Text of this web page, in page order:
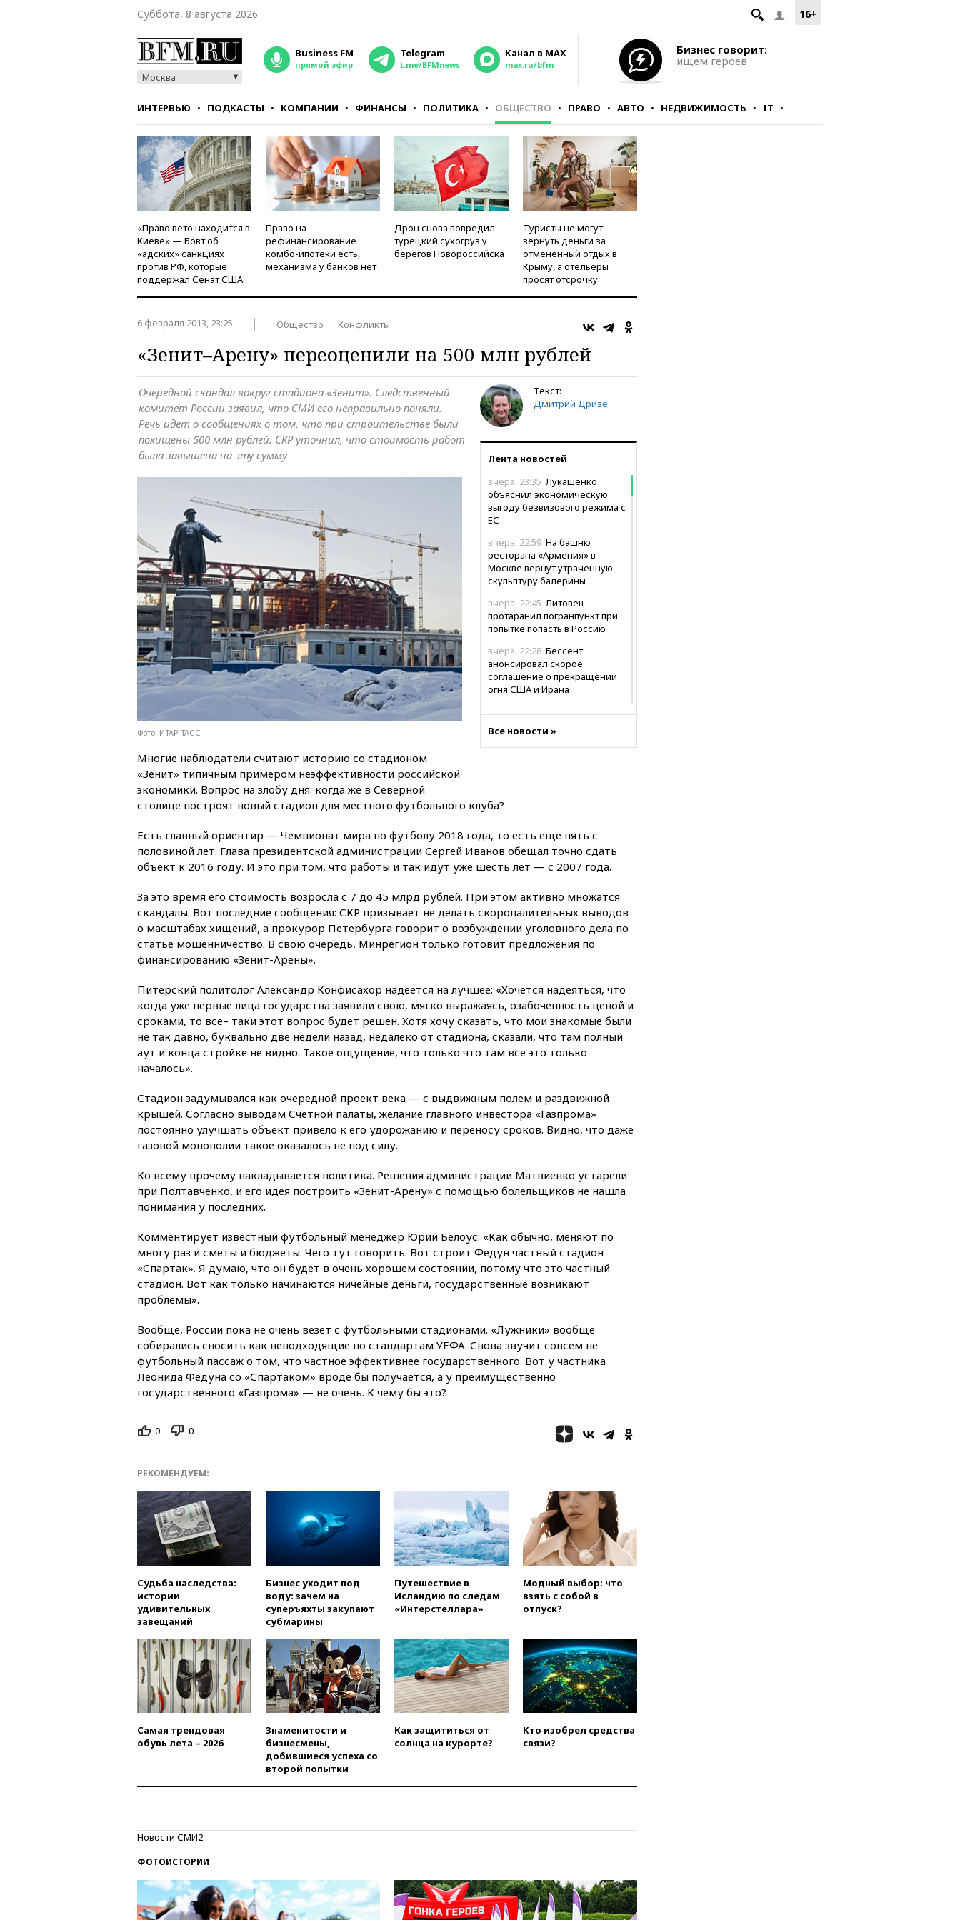
16+
Суббота, 8 августа 2026
Москва
Business FM
прямой эфир
Telegram
t.me/BFMnews
Канал в MAX
max.ru/bfm
Бизнес говорит:
ищем героев
ИНТЕРВЬЮ ПОДКАСТЫ КОМПАНИИ ФИНАНСЫ ПОЛИТИКА ОБЩЕСТВО ПРАВО АВТО НЕДВИЖИМОСТЬ IT
СТИЛЬ ТЕСТЫ
«Право вето находится в
Киеве» — Бовт об
«адских» санкциях
против РФ, которые
поддержал Сенат США
Право на
рефинансирование
комбо-ипотеки есть,
механизма у банков нет
Дрон снова повредил
турецкий сухогруз у
берегов Новороссийска
Туристы не могут
вернуть деньги за
отмененный отдых в
Крыму, а отельеры
просят отсрочку
6 февраля 2013, 23:25 Общество Конфликты
«Зенит–Арену» переоценили на 500 млн рублей
Текст:
Дмитрий Дризе
Лента новостей
вчера, 23:35 Лукашенко
объяснил экономическую
выгоду безвизового режима с
ЕС
вчера, 22:59 На башню
ресторана «Армения» в
Москве вернут утраченную
скульптуру балерины
вчера, 22:45 Литовец
протаранил погранпункт при
попытке попасть в Россию
вчера, 22:28 Бессент
анонсировал скорое
соглашение о прекращении
огня США и Ирана
при нападении в Чехии
отказал Украине в
использовании Starlink для
атак вглубь РФ
складе в Брянске возбудили
вчера, 21:26Лидеры сборной
РФ по гимнастике получили
официальный отказ в визах от
вчера, 21:15 Пентагон
опубликовал 16 новых видео с
НЛО
вчера, 21:00На границе
Украины с Польшей скопилось
«Интервидение» точно
пройдет в 2026 году
вчера, 20:45 ПВО за день
вчера, 20:35 Велосипедист
погиб при атаке FPV-дрона в
заочно арестовали по делу о
финансировании
экстремизма
вчера, 20:20Суд США
Белом доме
вчера, 20:15 Сенат США
одобрил ужесточение
санкций против России и
против журналистки Катерины
Гордеевой о фейках о ВС
фигуристкам Валиевой и
Трусовой
вчера, 19:35Зеленский
впервые совершил
официальный визит в Сербию
вчера, 19:19 Россиянка
погибла во Французских
горение на складе в Брянске
ликвидировано
вчера, 18:55Минобороны
отчиталось об ударах по двум
украинским сухогрузам в
Черном море
вчера, 18:47 Школьники из РФ
стали абсолютными
вчера, 18:25Беспилотник
вчера, 18:18Товарооборот
Китая и России вырос в этом
Все новости »
Очередной скандал вокруг стадиона «Зенит». Следственный
комитет России заявил, что СМИ его неправильно поняли.
Речь идет о сообщениях о том, что при строительстве были
похищены 500 млн рублей. СКР уточнил, что стоимость работ
была завышена на эту сумму
Фото: ИТАР-ТАСС
Многие наблюдатели считают историю со стадионом
«Зенит» типичным примером неэффективности российской
экономики. Вопрос на злобу дня: когда же в Северной
столице построят новый стадион для местного футбольного клуба?
Есть главный ориентир — Чемпионат мира по футболу 2018 года, то есть еще пять с
половиной лет. Глава президентской администрации Сергей Иванов обещал точно сдать
объект к 2016 году. И это при том, что работы и так идут уже шесть лет — с 2007 года.
За это время его стоимость возросла с 7 до 45 млрд рублей. При этом активно множатся
скандалы. Вот последние сообщения: СКР призывает не делать скоропалительных выводов
о масштабах хищений, а прокурор Петербурга говорит о возбуждении уголовного дела по
статье мошенничество. В свою очередь, Минрегион только готовит предложения по
финансированию «Зенит-Арены».
Питерский политолог Александр Конфисахор надеется на лучшее: «Хочется надеяться, что
когда уже первые лица государства заявили свою, мягко выражаясь, озабоченность ценой и
сроками, то все– таки этот вопрос будет решен. Хотя хочу сказать, что мои знакомые были
не так давно, буквально две недели назад, недалеко от стадиона, сказали, что там полный
аут и конца стройке не видно. Такое ощущение, что только что там все это только
началось».
Стадион задумывался как очередной проект века — с выдвижным полем и раздвижной
крышей. Согласно выводам Счетной палаты, желание главного инвестора «Газпрома»
постоянно улучшать объект привело к его удорожанию и переносу сроков. Видно, что даже
газовой монополии такое оказалось не под силу.
Ко всему прочему накладывается политика. Решения администрации Матвиенко устарели
при Полтавченко, и его идея построить «Зенит-Арену» с помощью болельщиков не нашла
понимания у последних.
Комментирует известный футбольный менеджер Юрий Белоус: «Как обычно, меняют по
многу раз и сметы и бюджеты. Чего тут говорить. Вот строит Федун частный стадион
«Спартак». Я думаю, что он будет в очень хорошем состоянии, потому что это частный
стадион. Вот как только начинаются ничейные деньги, государственные возникают
проблемы».
Вообще, России пока не очень везет с футбольными стадионами. «Лужники» вообще
собирались сносить как неподходящие по стандартам УЕФА. Снова звучит совсем не
футбольный пассаж о том, что частное эффективнее государственного. Вот у частника
Леонида Федуна со «Спартаком» вроде бы получается, а у преимущественно
государственного «Газпрома» — не очень. К чему бы это?
0 0
РЕКОМЕНДУЕМ:
Судьба наследства:
истории
удивительных
завещаний
Бизнес уходит под
воду: зачем на
суперъяхты закупают
субмарины
Путешествие в
Исландию по следам
«Интерстеллара»
Модный выбор: что
взять с собой в
отпуск?
Самая трендовая
обувь лета – 2026
Знаменитости и
бизнесмены,
добившиеся успеха со
второй попытки
Как защититься от
солнца на курорте?
Кто изобрел средства
связи?
Новости СМИ2
ФОТОИСТОРИИ